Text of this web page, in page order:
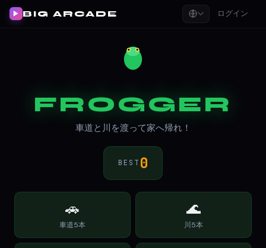
▶ BIG ARCADE ログイン
FROGGER
車道と川を渡って家へ帰れ！
BEST 0
🚗
車道5本
🌊
川5本